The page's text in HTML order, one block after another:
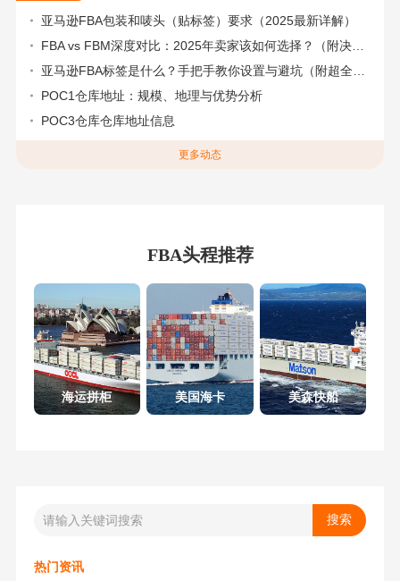
亚马逊FBA包装和唛头（贴标签）要求（2025最新详解）
FBA vs FBM深度对比：2025年卖家该如何选择？（附决策流程图）
亚马逊FBA标签是什么？手把手教你设置与避坑（附超全指南）
POC1仓库地址：规模、地理与优势分析
POC3仓库仓库地址信息
更多动态
FBA头程推荐
海运拼柜 美国海卡 美森快船
热门资讯